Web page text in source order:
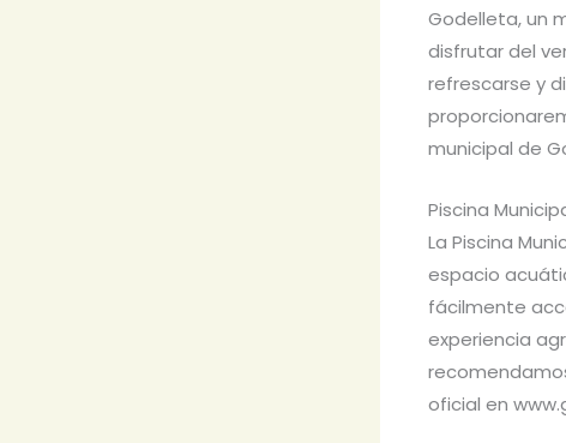
Godelleta, un
disfrutar del
refrescarse y
municipal de
Piscina
La Piscina
espacio
fácilmente
experiencia
oficial en